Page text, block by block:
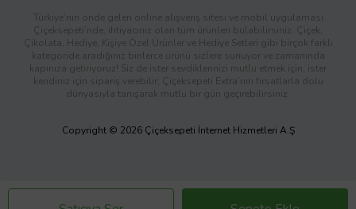
Türkiye’nin önde gelen online alışveriş sitesi ve mobil uygulaması
Çiçeksepeti’nde, ihtiyacınız olan tüm ürünleri bulabilirsiniz. Çiçek,
Çikolata, Hediye, Kişiye Özel Ürünler ve Hediye Setleri gibi birçok farklı
kategoride aradığınız binlerce ürünü sizlere sunuyor ve zamanında
kapınıza getiriyoruz! Siz de ister sevdiklerinizi mutlu etmek için, ister
kendiniz için sipariş verebilir; Çiçeksepeti Extra’nın fırsatlarla dolu
dünyasıyla tanışarak mutlu bir gün geçirebilirsiniz.
Copyright © 2026 Çiçeksepeti İnternet Hizmetleri A.Ş